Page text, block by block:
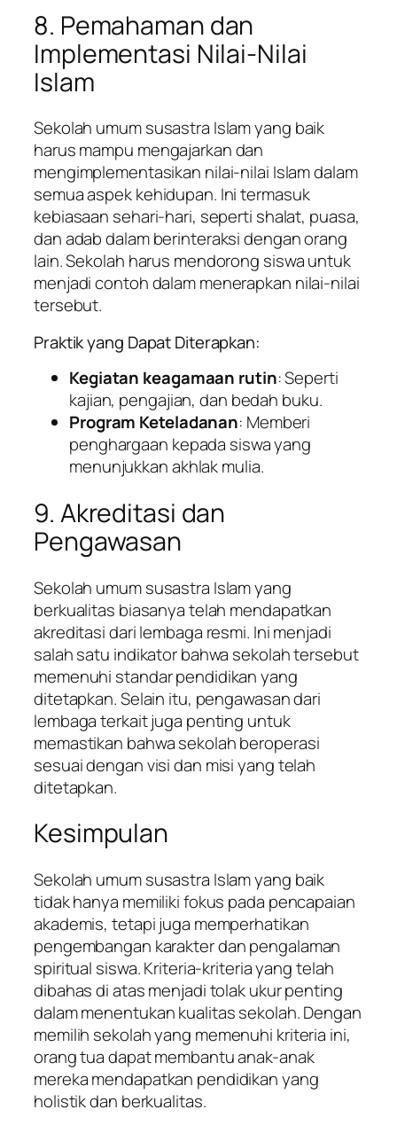
8. Pemahaman dan
Implementasi Nilai-Nilai
Islam
Sekolah umum susastra Islam yang baik
harus mampu mengajarkan dan
mengimplementasikan nilai-nilai Islam dalam
semua aspek kehidupan. Ini termasuk
kebiasaan sehari-hari, seperti shalat, puasa,
dan adab dalam berinteraksi dengan orang
lain. Sekolah harus mendorong siswa untuk
menjadi contoh dalam menerapkan nilai-nilai
tersebut.
Praktik yang Dapat Diterapkan:
Kegiatan keagamaan rutin: Seperti
kajian, pengajian, dan bedah buku.
Program Keteladanan: Memberi
penghargaan kepada siswa yang
menunjukkan akhlak mulia.
9. Akreditasi dan
Pengawasan
Sekolah umum susastra Islam yang
berkualitas biasanya telah mendapatkan
akreditasi dari lembaga resmi. Ini menjadi
salah satu indikator bahwa sekolah tersebut
memenuhi standar pendidikan yang
ditetapkan. Selain itu, pengawasan dari
lembaga terkait juga penting untuk
memastikan bahwa sekolah beroperasi
sesuai dengan visi dan misi yang telah
ditetapkan.
Kesimpulan
Sekolah umum susastra Islam yang baik
tidak hanya memiliki fokus pada pencapaian
akademis, tetapi juga memperhatikan
pengembangan karakter dan pengalaman
spiritual siswa. Kriteria-kriteria yang telah
dibahas di atas menjadi tolak ukur penting
dalam menentukan kualitas sekolah. Dengan
memilih sekolah yang memenuhi kriteria ini,
orang tua dapat membantu anak-anak
mereka mendapatkan pendidikan yang
holistik dan berkualitas.